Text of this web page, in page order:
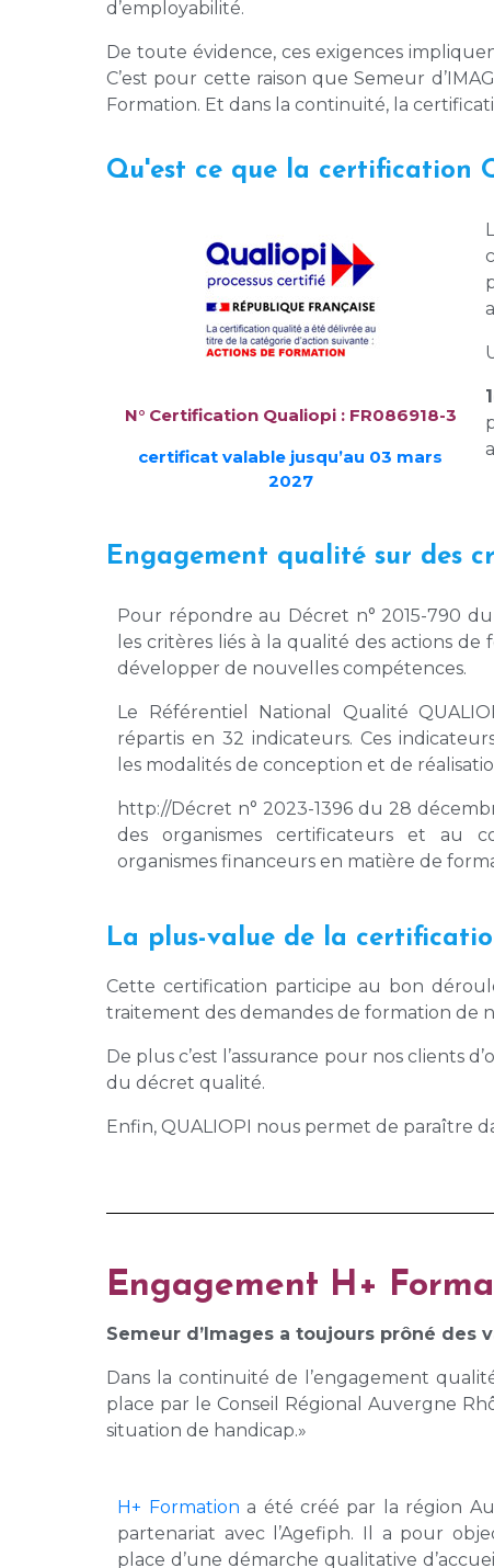
d’employabilité.
De toute évidence, ces exigences
C’est pour cette raison que Semeur
Formation. Et dans la continuité, la
Qu'est ce que la certification
N° Certification Qualiopi : FR086918-3
certificat valable jusqu’au 03 mars
2027
Engagement qualité sur des
Pour répondre au Décret n° 2015-790
les critères liés à la qualité des actions
développer de nouvelles compétences.
Le Référentiel National Qualité
répartis en 32 indicateurs. Ces
les modalités de conception et de
http://Décret n° 2023-1396 du 28
des organismes certificateurs et au
organismes financeurs en matière de
La plus-value de la
Cette certification participe au bon
traitement des demandes de formation de
De plus c’est l’assurance pour nos clients
du décret qualité.
Enfin, QUALIOPI nous permet de paraître
Engagement H+
Semeur d’Images a toujours prôné des
Dans la continuité de l’engagement
place par le Conseil Régional Auvergne
situation de handicap.»
H+ Formation a été créé par la région
partenariat avec l’Agefiph. Il a pour
place d’une démarche qualitative